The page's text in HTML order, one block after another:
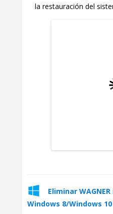
la restauración del
Eliminar
Windows 8/Windows 10